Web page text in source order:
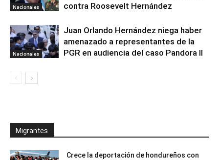
Nacionales
contra Roosevelt Hernández
Nacionales
Juan Orlando Hernández niega haber
amenazado a representantes de la
PGR en audiencia del caso Pandora II
Migrantes
Crece la deportación de hondureños con